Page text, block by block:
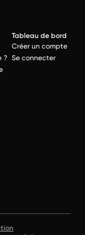
?
Tableau de bord
Créer un compte
Se connecter